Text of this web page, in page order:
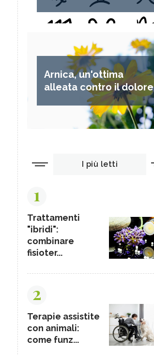
Arnica, un'ottima
alleata contro il dolore
I più letti
1
Trattamenti
"ibridi":
combinare
fisioter...
2
Terapie assistite
con animali:
come funz...